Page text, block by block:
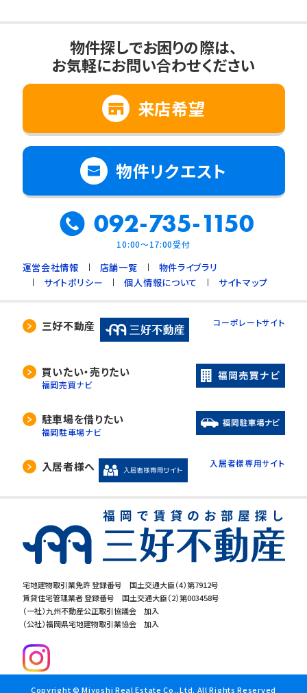
宅地建物取引業免許 登録番号 国土交通大臣（4）第7912号
賃貸住宅管理業者 登録番号 国土交通大臣（2）第003458号
（一社）九州不動産公正取引協議会 加入
（公社）福岡県宅地建物取引業協会 加入
物件探しでお困りの際は、
お気軽にお問い合わせください
来店希望
物件リクエスト
092-735-1150
10:00～17:00受付
運営会社情報 店舗一覧
物件ライブラリ
サイトポリシー
個人情報について サイトマップ
三好不動産 コーポレートサイト
買いたい・売りたい
福岡売買ナビ
駐車場を借りたい
福岡駐車場ナビ
入居者様へ 入居者様専用サイト
Copyright © Miyoshi Real Estate Co.,Ltd. All Rights Reserved